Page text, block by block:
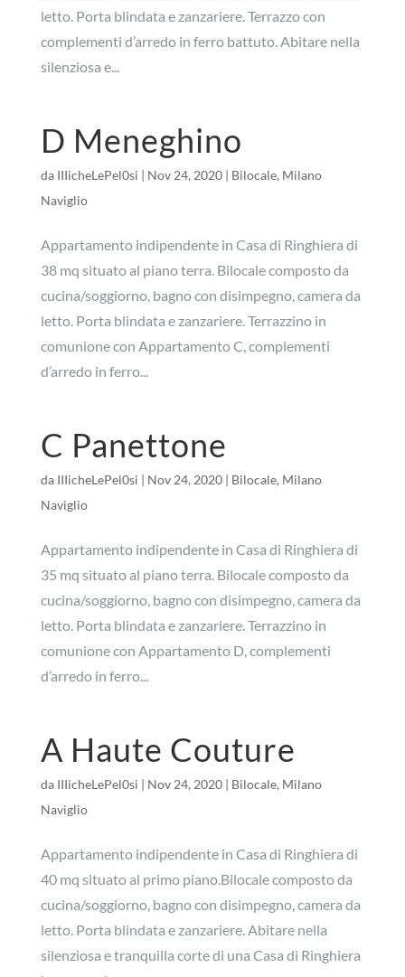
letto. Porta blindata e zanzariere. Terrazzo con
complementi d’arredo in ferro battuto. Abitare nella
silenziosa e...
D Meneghino
da IIIicheLePel0si | Nov 24, 2020| Bilocale, Milano
Naviglio
Appartamento indipendente in Casa di Ringhiera di
38 mq situato al piano terra. Bilocale composto da
cucina/soggiorno, bagno con disimpegno, camera da
letto. Porta blindata e zanzariere. Terrazzino in
comunione con Appartamento C, complementi
d’arredo in ferro...
C Panettone
da IIIicheLePel0si | Nov 24, 2020| Bilocale, Milano
Naviglio
Appartamento indipendente in Casa di Ringhiera di
35 mq situato al piano terra. Bilocale composto da
cucina/soggiorno, bagno con disimpegno, camera da
letto. Porta blindata e zanzariere. Terrazzino in
comunione con Appartamento D, complementi
d’arredo in ferro...
A Haute Couture
da IIIicheLePel0si | Nov 24, 2020| Bilocale, Milano
Naviglio
Appartamento indipendente in Casa di Ringhiera di
40 mq situato al primo piano.Bilocale composto da
cucina/soggiorno, bagno con disimpegno, camera da
letto. Porta blindata e zanzariere. Abitare nella
silenziosa e tranquilla corte di una Casa di Ringhiera